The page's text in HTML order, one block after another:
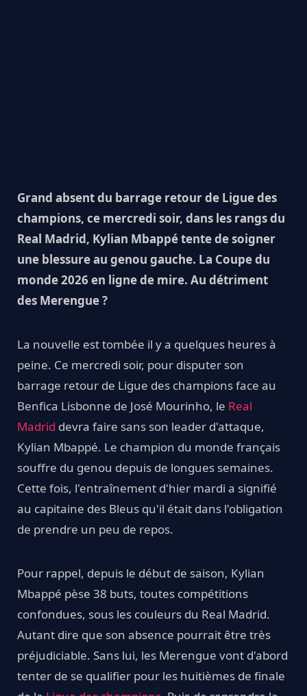
Grand absent du barrage retour de Ligue des
champions, ce mercredi soir, dans les rangs du
Real Madrid, Kylian Mbappé tente de soigner
une blessure au genou gauche. La Coupe du
monde 2026 en ligne de mire. Au détriment
des Merengue ?
La nouvelle est tombée il y a quelques heures à
peine. Ce mercredi soir, pour disputer son
barrage retour de Ligue des champions face au
Benfica Lisbonne de José Mourinho, le Real
Madrid devra faire sans son leader d'attaque,
Kylian Mbappé. Le champion du monde français
souffre du genou depuis de longues semaines.
Cette fois, l'entraînement d'hier mardi a signifié
au capitaine des Bleus qu'il était dans l'obligation
de prendre un peu de repos.
Pour rappel, depuis le début de saison, Kylian
Mbappé pèse 38 buts, toutes compétitions
confondues, sous les couleurs du Real Madrid.
Autant dire que son absence pourrait être très
préjudiciable. Sans lui, les Merengue vont d'abord
tenter de se qualifier pour les huitièmes de finale